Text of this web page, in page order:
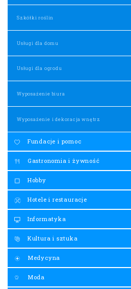
Szkółki roślin
Usługi dla domu
Usługi dla ogrodu
Wyposażenie biura
Wyposażenie i dekoracja wnętrz
Fundacje i pomoc
Gastronomia i żywność
Hobby
Hotele i restauracje
Informatyka
Kultura i sztuka
Medycyna
Moda